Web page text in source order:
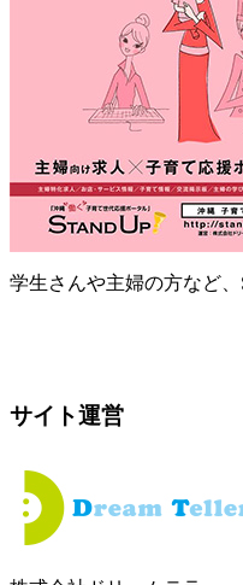
学生さんや主婦の方など
サイト運営